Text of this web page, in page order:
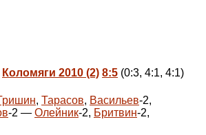
Коломяги 2010 (2) 8:5 (0:3, 4:1, 4:1)
, Тарасов, Васильев-2,
-2 — Олейник-2, Бритвин-2,